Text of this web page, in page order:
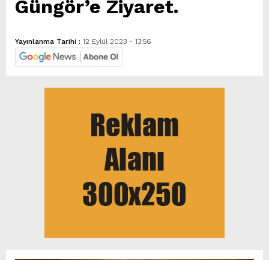
Güngör’e Ziyaret.
Yayınlanma Tarihi : 12 Eylül 2023 - 13:56